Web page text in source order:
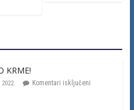
KRME!
Komentari isključeni